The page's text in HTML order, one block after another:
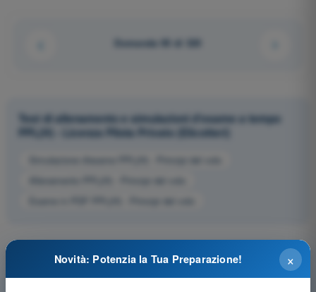
Domanda 95 di 320
Test di allenamento e simulazioni d'esame a tempo
PPL(H) - Licenza Pilota Privato (Elicotteri)
Simulazione d'esame PPL(H) - Principi del volo
×
Novità: Potenzia la Tua Preparazione!